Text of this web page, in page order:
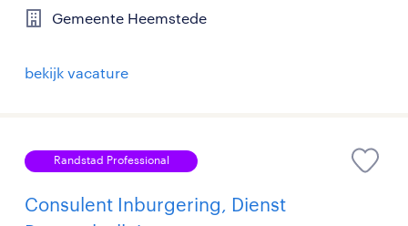
Gemeente Heemstede
bekijk vacature
Randstad Professional
Consulent Inburgering, Dienst